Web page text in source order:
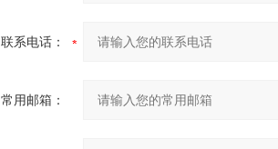
联系电话：
常用邮箱：